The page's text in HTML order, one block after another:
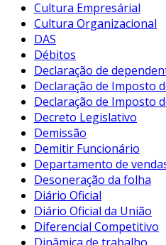
Cultura Empresárial
Cultura Organizacional
DAS
Débitos
Declaração de
Declaração de Imposto
Declaração de Imposto
Decreto Legislativo
Demissão
Demitir Funcionário
Departamento de
Desoneração da folha
Diário Oficial
Diário Oficial da União
Diferencial Competitivo